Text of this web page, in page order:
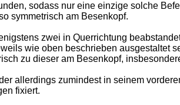
sodass nur eine einzige solche
symmetrisch am Besenkopf.
zwei in Querrichtung
wie oben beschrieben ausgestaltet
zu dieser am Besenkopf,
allerdings zumindest in seinem
fixiert.